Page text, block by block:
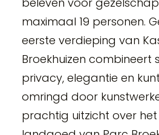
maximaal 19 personen.
eerste verdieping van
Broekhuizen combineert
privacy, elegantie en
omringd door
prachtig uitzicht over het